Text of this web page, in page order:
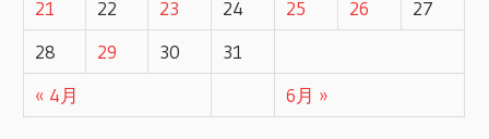
ョ
ン
« 4月 6月 »
21
22 23 24 25 26
27
28
29 30 31